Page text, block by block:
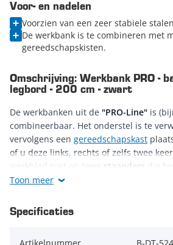
Voor- en nadelen
Voorzien van een zeer stabiele
De werkbank is te combineren met
gereedschapskisten.
Omschrijving: Werkbank PRO -
legbord - 200 cm - zwart
De werkbanken uit de "PRO-Line" is
combineerbaar. Het onderstel is te
vervolgens een gereedschapskast
of u deze links, rechts of zelfs twee
werkblad rust op twee staanders
die
eengatenbord
De "PRO-Line"werkbanken
Toon meer
Specificaties